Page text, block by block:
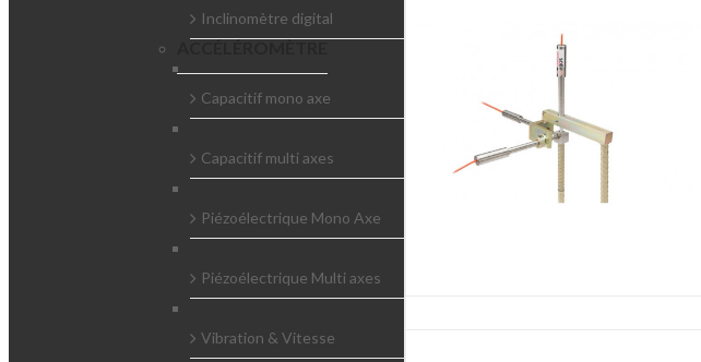
Inclinomètre digital
Capacitif mono axe
Capacitif multi axes
Piézoélectrique Mono Axe
Piézoélectrique Multi axes
Vibration & Vitesse